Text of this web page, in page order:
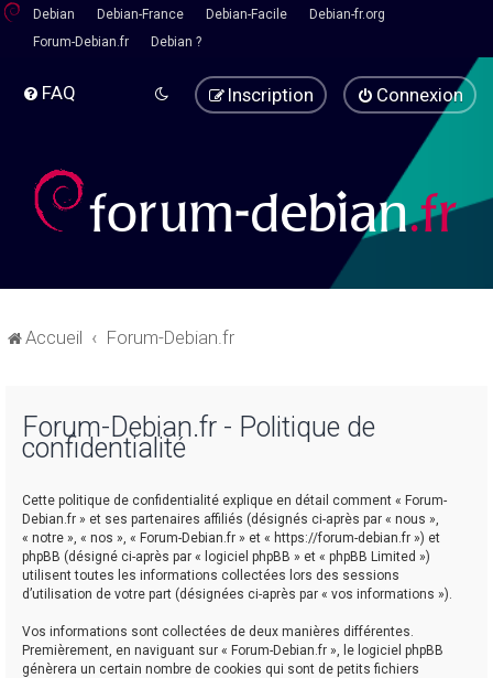
Debian Debian-France Debian-Facile
Debian-fr.org
Forum-Debian.fr
Debian ?
FAQ Connexion
Inscription
Accueil Forum-Debian.fr
Forum-Debian.fr - Politique de
confidentialité
Cette politique de confidentialité explique en détail comment « Forum-
Debian.fr » et ses partenaires affiliés (désignés ci-après par « nous »,
« notre », « nos », « Forum-Debian.fr » et « https://forum-debian.fr ») et
phpBB (désigné ci-après par « logiciel phpBB » et « phpBB Limited »)
utilisent toutes les informations collectées lors des sessions
d’utilisation de votre part (désignées ci-après par « vos informations »).
Vos informations sont collectées de deux manières différentes.
Premièrement, en naviguant sur « Forum-Debian.fr », le logiciel phpBB
génèrera un certain nombre de cookies qui sont de petits fichiers